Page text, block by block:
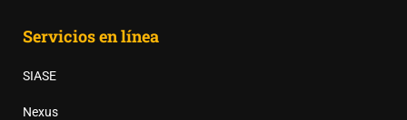
Servicios en línea
SIASE
Nexus